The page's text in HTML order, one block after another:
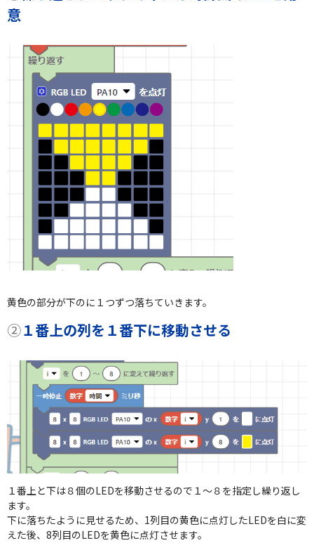
意
黄色の部分が下のに１つずつ落ちていきます。
②１番上の列を１番下に移動させる
１番上と下は８個のLEDを移動させるので１～８を指定し繰り返し
ます。
下に落ちたように見せるため、1列目の黄色に点灯したLEDを白に変
えた後、8列目のLEDを黄色に点灯させます。